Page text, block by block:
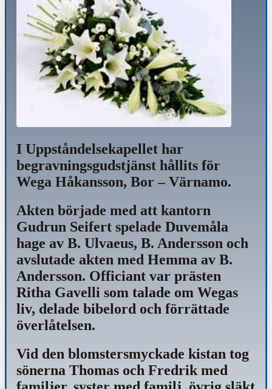
I Uppståndelsekapellet har
begravningsgudstjänst hållits för
Wega Håkansson, Bor – Värnamo.
Akten började med att kantorn
Gudrun Seifert spelade Duvemåla
hage av B. Ulvaeus, B. Andersson och
avslutade akten med Hemma av B.
Andersson. Officiant var prästen
Ritha Gavelli som talade om Wegas
liv, delade bibelord och förrättade
överlåtelsen.
Vid den blomstersmyckade kistan tog
sönerna Thomas och Fredrik med